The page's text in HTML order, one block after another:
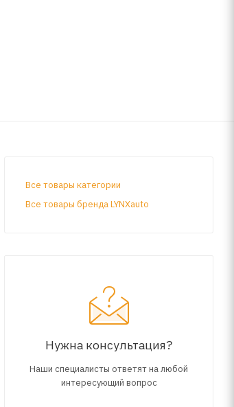
Все товары категории
Все товары бренда LYNXauto
Нужна консультация?
Наши специалисты ответят на любой
интересующий вопрос